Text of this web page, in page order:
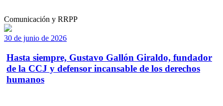
Comunicación y RRPP
30 de junio de 2026
Hasta siempre, Gustavo Gallón Giraldo, fundador
de la CCJ y defensor incansable de los derechos
humanos